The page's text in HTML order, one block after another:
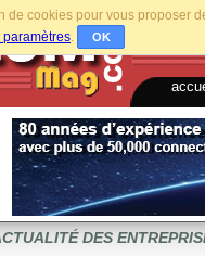
de cookies pour vous proposer
paramètres. OK
DES